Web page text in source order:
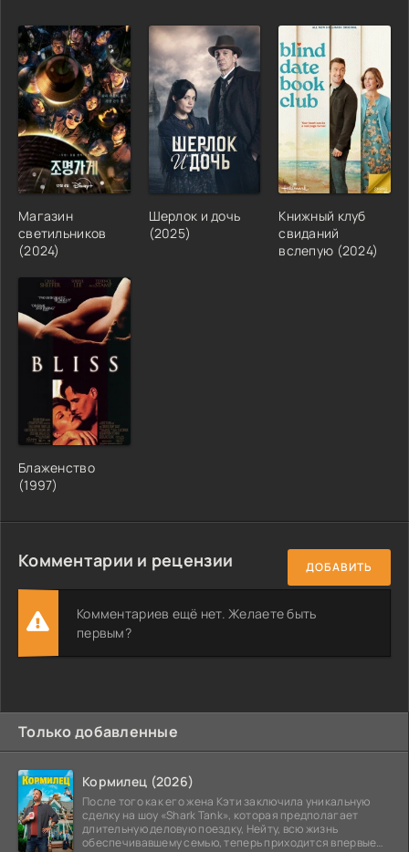
Магазин
светильников
(2024)
Шерлок и дочь
(2025)
Книжный клуб
свиданий
вслепую (2024)
Блаженство
(1997)
Комментарии и рецензии ДОБАВИТЬ
Комментариев ещё нет. Желаете быть
первым?
Только добавленные
Кормилец (2026)
После того как его жена Кэти заключила уникальную
сделку на шоу «Shark Tank», которая предполагает
длительную деловую поездку, Нейту, всю жизнь
обеспечивавшему семью, теперь приходится впервые